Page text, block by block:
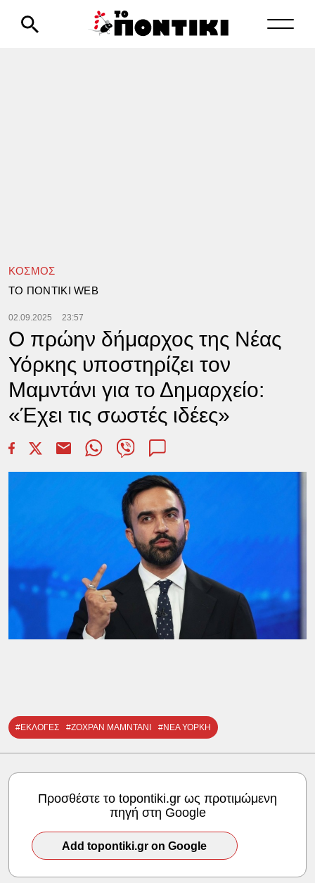
ΚΟΣΜΟΣ
TΟ ΠΟΝΤΙΚΙ WEB
02.09.2025 23:57
Ο πρώην δήμαρχος της Νέας
Υόρκης υποστηρίζει τον
Μαμντάνι για το Δημαρχείο:
«Έχει τις σωστές ιδέες»
#ΕΚΛΟΓΕΣ #ΖΟΧΡΑΝ ΜΑΜΝΤΑΝΙ #ΝΕΑ ΥΟΡΚΗ
Προσθέστε το topontiki.gr ως προτιμώμενη
πηγή στη Google
Add topontiki.gr on Google